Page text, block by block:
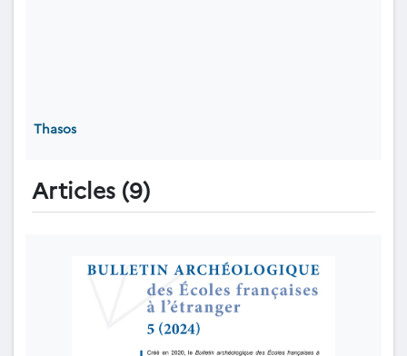
Thasos
Articles (9)